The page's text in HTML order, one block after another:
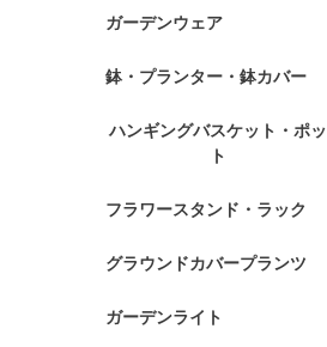
ガーデンウェア
鉢・プランター・鉢カバー
ハンギングバスケット・ポッ
ト
フラワースタンド・ラック
グラウンドカバープランツ
ガーデンライト